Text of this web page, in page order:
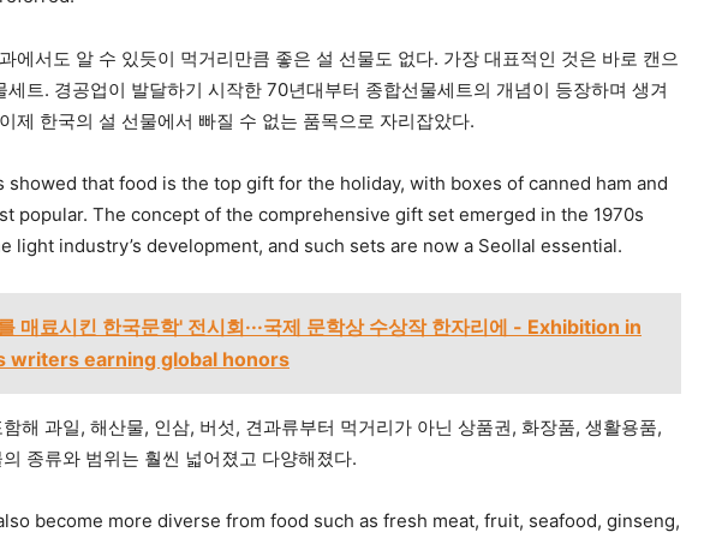
에서도 알 수 있듯이 먹거리만큼 좋은 설 선물도 없다. 가장 대표적인 것은 바로 캔으
세트. 경공업이 발달하기 시작한 70년대부터 종합선물세트의 개념이 등장하며 생겨
제 한국의 설 선물에서 빠질 수 없는 품목으로 자리잡았다.
showed that food is the top gift for the holiday, with boxes of canned ham and
popular. The concept of the comprehensive gift set emerged in the 1970s
light industry’s development, and such sets are now a Seollal essential.
매료시킨 한국문학' 전시회···국제 문학상 수상작 한자리에 - Exhibition in
writers earning global honors
해 과일, 해산물, 인삼, 버섯, 견과류부터 먹거리가 아닌 상품권, 화장품, 생활용품,
종류와 범위는 훨씬 넓어졌고 다양해졌다.
become more diverse from food such as fresh meat, fruit, seafood, ginseng,